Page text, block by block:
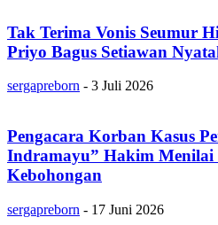
Tak Terima Vonis Seumur
Priyo Bagus Setiawan
sergapreborn - 3 Juli 2026
Pengacara Korban Kasus
Indramayu” Hakim
Kebohongan
sergapreborn - 17 Juni 2026